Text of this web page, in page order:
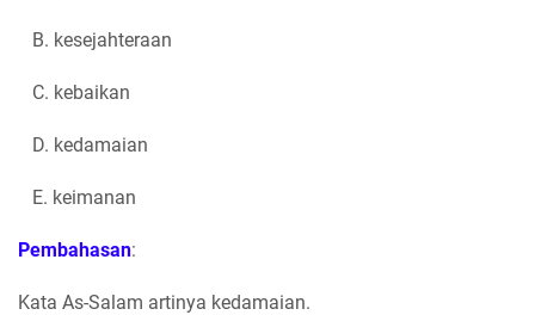
B. kesejahteraan
C. kebaikan
D. kedamaian
E. keimanan
Pembahasan:
Kata As-Salam artinya kedamaian.